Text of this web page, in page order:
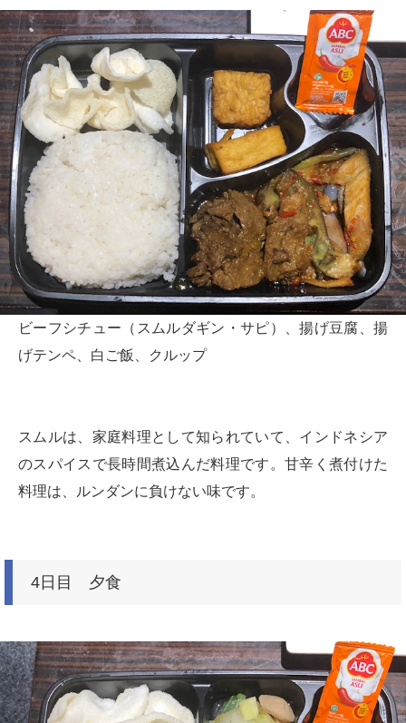
ビーフシチュー（スムルダギン・サピ）、揚げ豆腐、揚
げテンペ、白ご飯、クルップ
スムルは、家庭料理として知られていて、インドネシア
のスパイスで長時間煮込んだ料理です。甘辛く煮付けた
料理は、ルンダンに負けない味です。
4日目 夕食